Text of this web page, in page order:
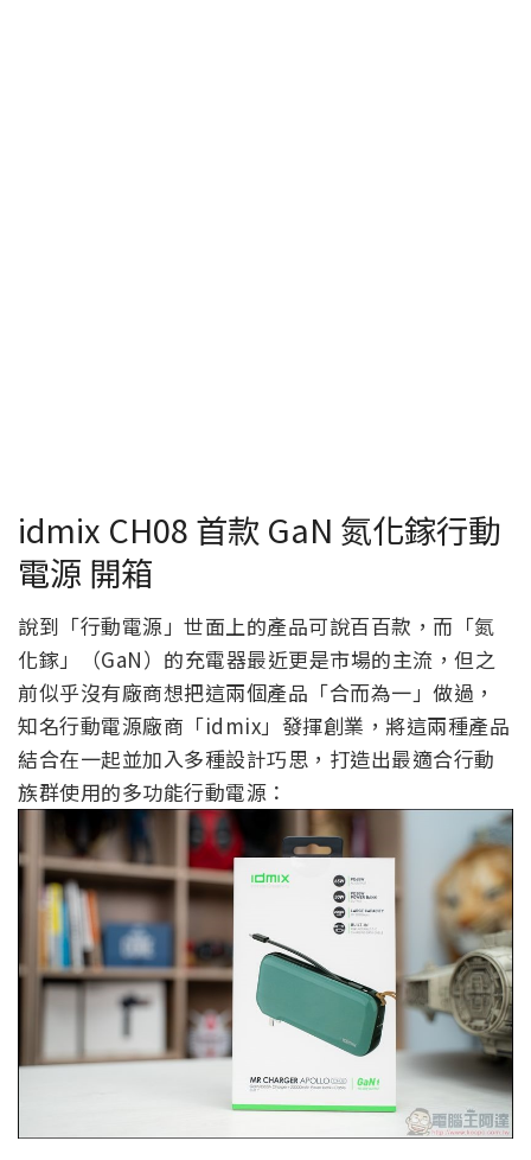
idmix CH08 首款 GaN 氮化鎵行動
電源 開箱
說到「行動電源」世面上的產品可說百百款，而「氮
化鎵」（GaN）的充電器最近更是市場的主流，但之
前似乎沒有廠商想把這兩個產品「合而為一」做過，
知名行動電源廠商「idmix」發揮創業，將這兩種產品
結合在一起並加入多種設計巧思，打造出最適合行動
族群使用的多功能行動電源：